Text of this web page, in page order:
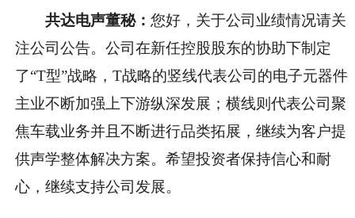
共达电声董秘：您好，关于公司业绩情况请关
注公司公告。公司在新任控股股东的协助下制定
了“T型”战略，T战略的竖线代表公司的电子元器件
主业不断加强上下游纵深发展；横线则代表公司聚
焦车载业务并且不断进行品类拓展，继续为客户提
供声学整体解决方案。希望投资者保持信心和耐
心，继续支持公司发展。